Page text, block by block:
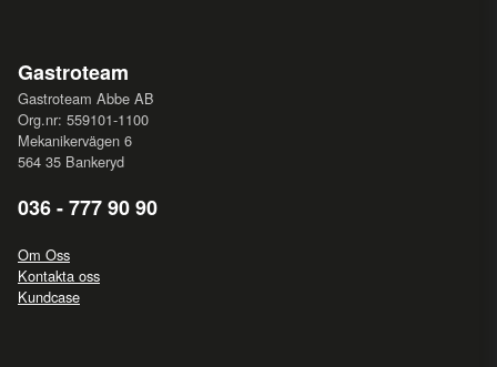
Gastroteam
Gastroteam Abbe AB
Org.nr: 559101-1100
Mekanikervägen 6
564 35 Bankeryd
036 - 777 90 90
Om Oss
Kontakta oss
Kundcase